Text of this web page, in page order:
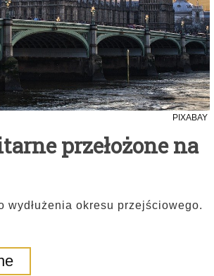
PIXABAY
przełożone na
wydłużenia okresu przejściowego.